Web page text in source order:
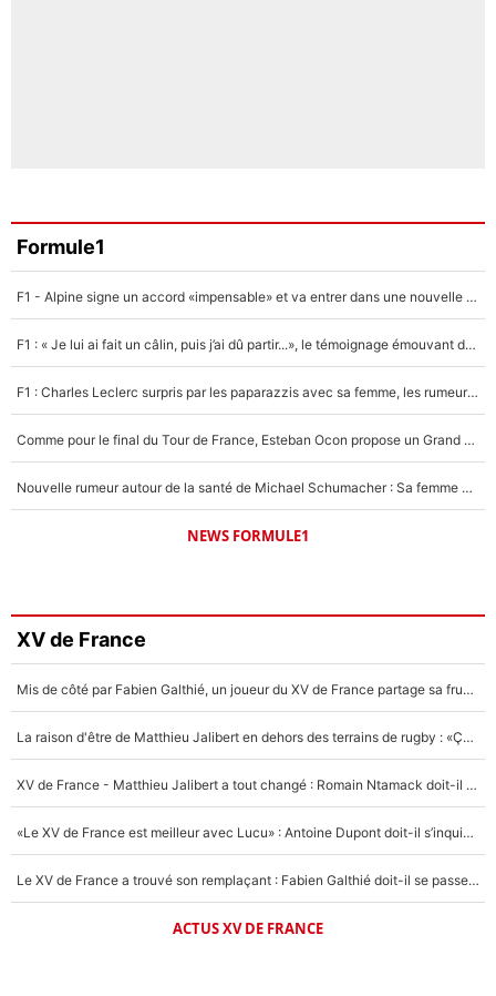
Formule1
F1 - Alpine signe un accord «impensable» et va entrer dans une nouvelle dimension : Grande nouvelle pour Pierre Gasly !
F1 : « Je lui ai fait un câlin, puis j’ai dû partir...», le témoignage émouvant de Max Verstappen sur sa fille
F1 : Charles Leclerc surpris par les paparazzis avec sa femme, les rumeurs étaient vraies !
Comme pour le final du Tour de France, Esteban Ocon propose un Grand Prix de Formule 1 à Paris : «Autour de l’Arc de Triomphe, ce serait génial» !
Nouvelle rumeur autour de la santé de Michael Schumacher : Sa femme Corinna sort du silence
NEWS FORMULE1
XV de France
Mis de côté par Fabien Galthié, un joueur du XV de France partage sa frustration : «ils ne me l’ont pas dit tout de suite»
La raison d'être de Matthieu Jalibert en dehors des terrains de rugby : «Ça m'atteint autant que si tu touches à un membre de ma famille»
XV de France - Matthieu Jalibert a tout changé : Romain Ntamack doit-il s’inquiéter pour sa place à un an de la Coupe du monde ?
«Le XV de France est meilleur avec Lucu» : Antoine Dupont doit-il s’inquiéter pour sa place ?
Le XV de France a trouvé son remplaçant : Fabien Galthié doit-il se passer d'Antoine Dupont ?
ACTUS XV DE FRANCE